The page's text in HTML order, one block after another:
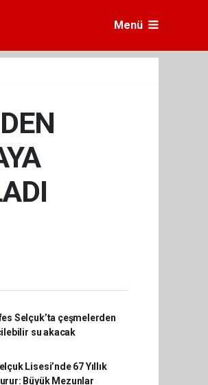
Menü
Selçuk’ta çeşmelerden
su akacak
Lisesi’nde 67 Yıllık
Büyük Mezunlar